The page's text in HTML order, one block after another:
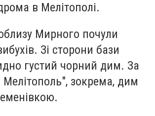
в Мелітополі.
Мирного почули
Зі сторони бази
густий чорний дим. За
зокрема, дим